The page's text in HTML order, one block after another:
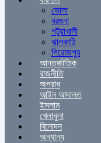
ভোলা
বরগুনা
পটুয়াখালী
ঝালকাঠি
পিরোজপুর
আন্তর্জাতিক
রাজনীতি
অপরাধ
আইন আদালত
ইসলাম
খেলাধুলা
বিনোদন
অন্যান্য